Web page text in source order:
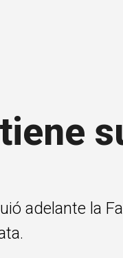
adelante la